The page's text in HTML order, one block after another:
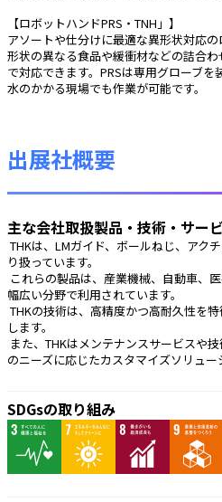
【ロボットハンドPRS・TNH」】
アソートや仕分けに最適な異形状対応の
形状の異なる食品や緩衝材などの詰合
で対応できます。PRSは専用グローブ
水のかかる現場でも作業が可能です。
出展社概要
主な会社取扱製品・技術・サー
り扱っています。
幅広い分野で利用されています。
します。
のニーズに応じたカスタマイズソリュー
SDGsの取り組み